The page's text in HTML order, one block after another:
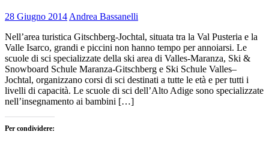
28 Giugno 2014 Andrea Bassanelli
Nell’area turistica Gitschberg-Jochtal, situata tra la Val Pusteria e la
Valle Isarco, grandi e piccini non hanno tempo per annoiarsi. Le
scuole di sci specializzate della ski area di Valles-Maranza, Ski &
Snowboard Schule Maranza-Gitschberg e Ski Schule Valles–
Jochtal, organizzano corsi di sci destinati a tutte le età e per tutti i
livelli di capacità. Le scuole di sci dell’Alto Adige sono specializzate
nell’insegnamento ai bambini […]
Per condividere: